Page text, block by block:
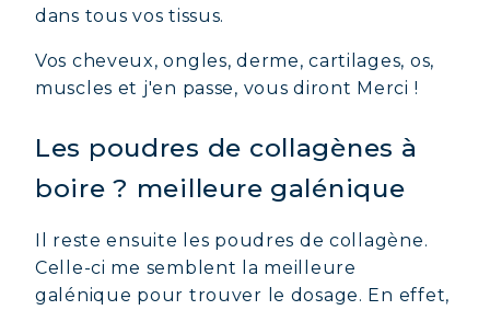
dans tous vos tissus.
Vos cheveux, ongles, derme, cartilages, os,
muscles et j'en passe, vous diront Merci !
Les poudres de collagènes à
boire ? meilleure galénique
Il reste ensuite les poudres de collagène.
Celle-ci me semblent la meilleure
galénique pour trouver le dosage. En effet,